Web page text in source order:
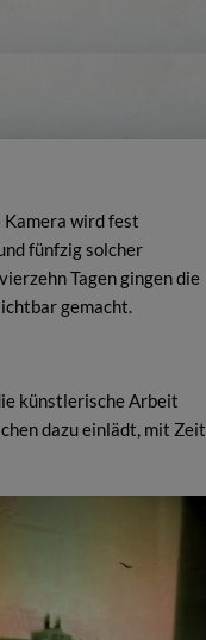
Kamera wird fest
fünfzig solcher
Tagen gingen die
gemacht.
künstlerische Arbeit
dazu einlädt, mit Zeit